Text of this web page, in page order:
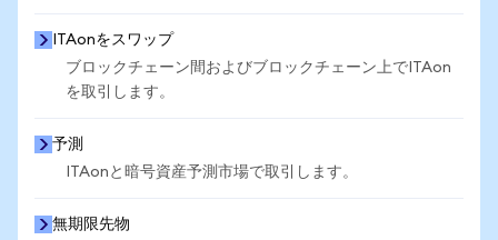
ITAonをスワップ
ブロックチェーン間およびブロックチェーン上でITAon
を取引します。
予測
ITAonと暗号資産予測市場で取引します。
無期限先物